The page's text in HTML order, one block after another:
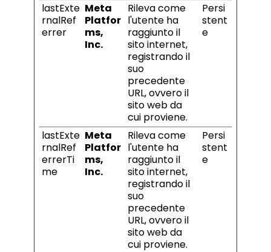
lastExte
rnalRef
errer
Meta
Platfor
ms,
Inc.
Rileva come
l'utente ha
raggiunto il
sito internet,
registrando il
suo
precedente
URL, ovvero il
sito web da
cui proviene.
Persi
stent
e
lastExte
rnalRef
errerTi
me
Meta
Platfor
ms,
Inc.
Rileva come
l'utente ha
raggiunto il
sito internet,
registrando il
suo
precedente
URL, ovvero il
sito web da
cui proviene.
Persi
stent
e